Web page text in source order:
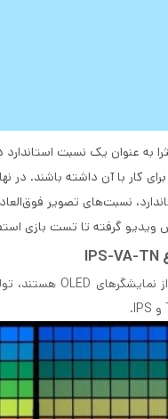
ویدیو گرفته تا تست بازی